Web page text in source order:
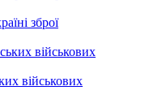
зброї
військових